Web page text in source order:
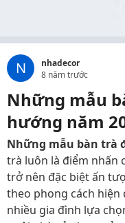
N
nhadecor
8 năm trước
Những mẫu
hướng năm
Những mẫu bàn trà
trà luôn là điểm nhấn
trở nên đặc biệt ấn
theo phong cách
nhiều gia đình lựa